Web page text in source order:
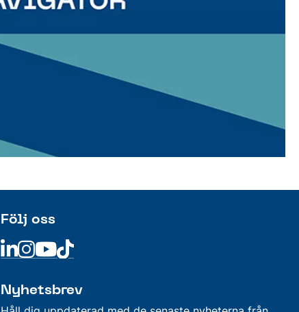
Följ oss
Linkedin
Linkedin
LinkedinLinkedin
Nyhetsbrev